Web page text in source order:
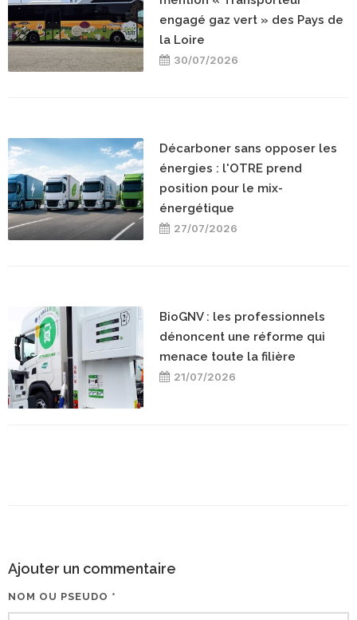
engagé gaz vert » des Pays de
la Loire
30/07/2026
Décarboner sans opposer les
énergies : l'OTRE prend
position pour le mix-
énergétique
27/07/2026
BioGNV : les professionnels
dénoncent une réforme qui
menace toute la filière
21/07/2026
Ajouter un commentaire
NOM OU PSEUDO *